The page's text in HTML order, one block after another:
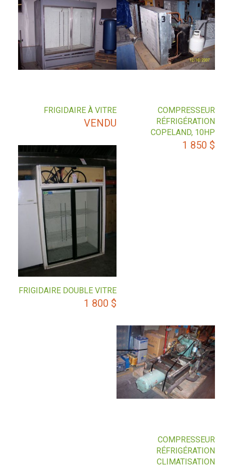
COMPRESSEUR
RÉFRIGÉRATION
COPELAND, 10HP
1 850 $
FRIGIDAIRE À VITRE
VENDU
FRIGIDAIRE DOUBLE VITRE
1 800 $
COMPRESSEUR
RÉFRIGÉRATION
CLIMATISATION